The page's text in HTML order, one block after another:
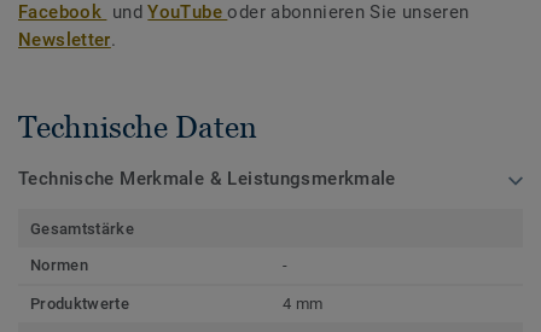
Facebook undYouTubeoder abonnieren Sie unseren
Newsletter.
Technische Daten
Technische Merkmale & Leistungsmerkmale
Gesamtstärke
Normen
-
Produktwerte 4 mm